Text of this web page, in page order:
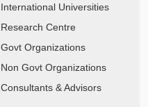
International Universities
Research Centre
Govt Organizations
Non Govt Organizations
Consultants & Advisors